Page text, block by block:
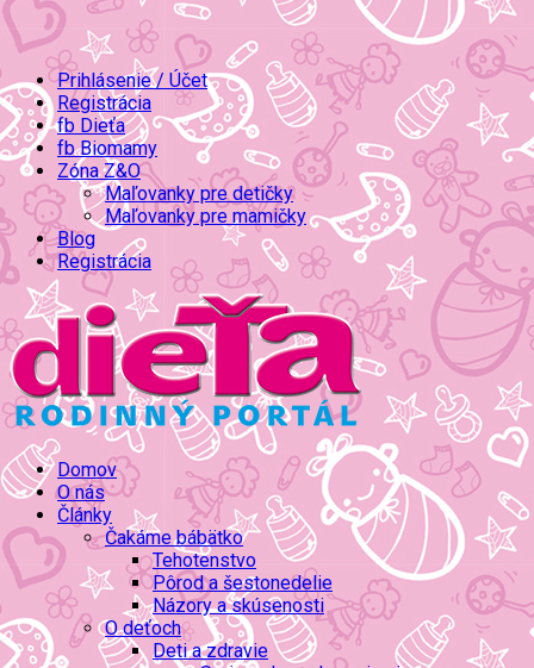
Prihlásenie / Účet
Registrácia
fb Dieťa
fb Biomamy
Zóna Z&O
Maľovanky pre detičky
Maľovanky pre mamičky
Blog
Registrácia
Domov
O nás
Články
Čakáme bábätko
Tehotenstvo
Pôrod a šestonedelie
Názory a skúsenosti
O deťoch
Deti a zdravie